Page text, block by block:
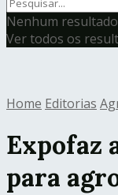
Nenhum resultado
Ver todos os
Home Editorias
Expofaz
para